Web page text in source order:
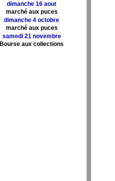
dimanche 16 aout
marché aux puces
dimanche 4 octobre
marché aux puces
samedi 21 novembre
Bourse aux collections